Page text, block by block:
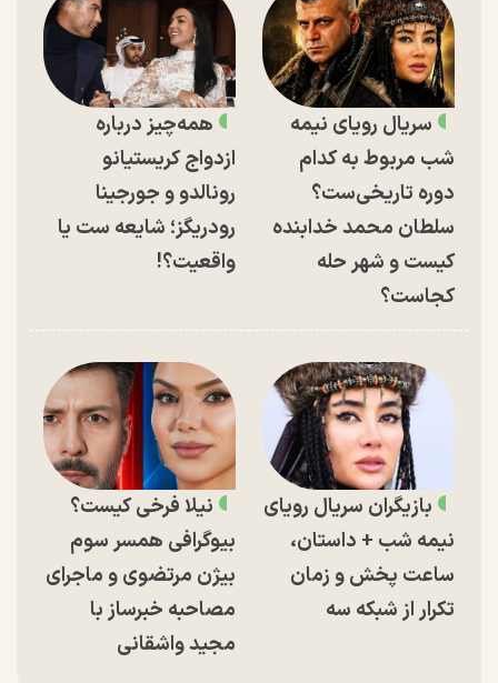
سریال رویای نیمه
شب مربوط به کدام
دوره تاریخی‌ست؟
سلطان محمد خدابنده
کیست و شهر حله
کجاست؟
همه‌چیز درباره
ازدواج کریستیانو
رونالدو و جورجینا
رودریگز؛ شایعه ست یا
واقعیت؟!
بازیگران سریال رویای
نیمه شب + داستان،
ساعت پخش و زمان
تکرار از شبکه سه
نیلا فرخی کیست؟
بیوگرافی همسر سوم
بیژن مرتضوی و ماجرای
مصاحبه خبرساز با
مجید واشقانی